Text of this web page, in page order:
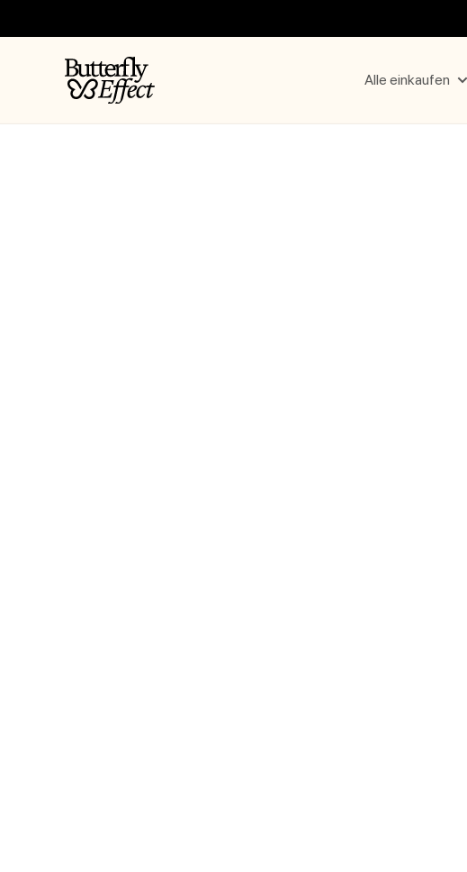
The Butterfly Effect
Alle einkaufen